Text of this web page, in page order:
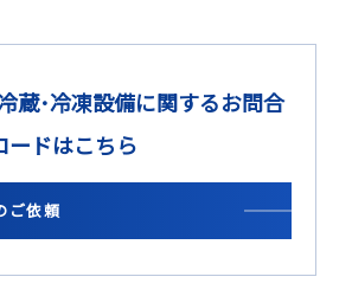
蔵･冷凍設備に関するお問合
ードはこちら
ご依頼